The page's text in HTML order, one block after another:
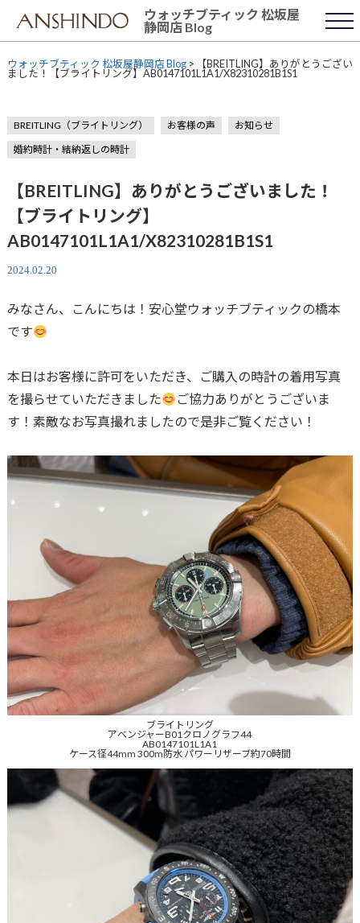
content
ウォッチブティック 松坂屋
静岡店 Blog
ウォッチブティック 松坂屋静岡店 Blog> 【BREITLING】ありがとうござい
ました！【ブライトリング】AB0147101L1A1/X82310281B1S1
BREITLING（ブライトリング） お客様の声
お知らせ
婚約時計・結納返しの時計
【BREITLING】ありがとうございました！
【ブライトリング】
AB0147101L1A1/X82310281B1S1
2024.02.20
みなさん、こんにちは！安心堂ウォッチブティックの橋本
です
本日はお客様に許可をいただき、ご購入の時計の着用写真
を撮らせていただきました
ご協力ありがとうございま
す！素敵なお写真撮れましたので是非ご覧ください！
ブライトリング
アベンジャーB01クロノグラフ44
AB0147101L1A1
ケース径44mm 300m防水 パワーリザーブ約70時間